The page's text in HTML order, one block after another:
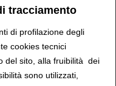
tracciamento
di profilazione degli
cookies tecnici
del sito, alla fruibilità dei
sono utilizzati,
fax: 0818850905
PA: Uff_eFatturaPA |
93056740637